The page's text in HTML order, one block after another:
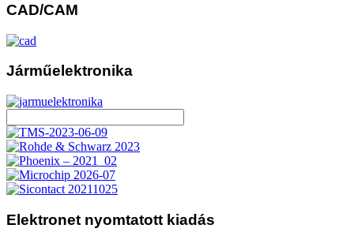
CAD/CAM
Járműelektronika
Elektronet nyomtatott kiadás